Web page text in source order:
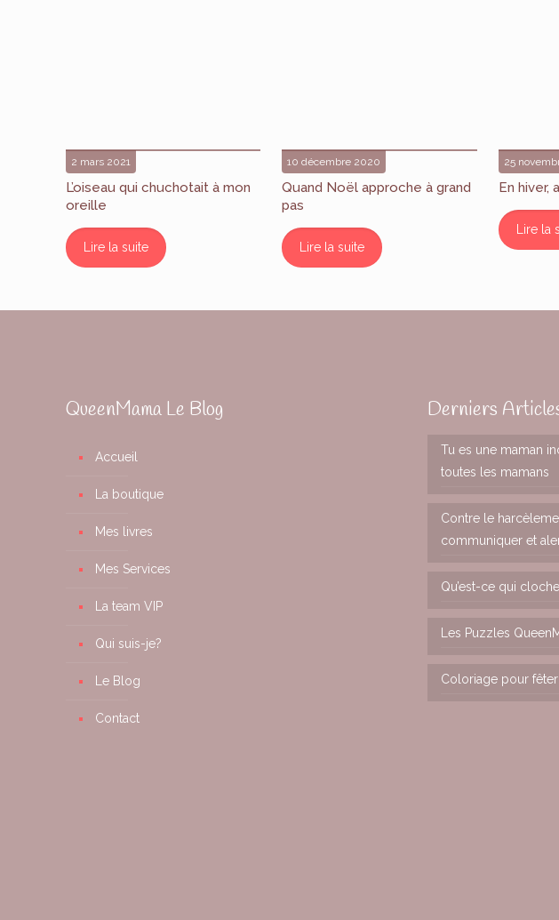
2 mars 2021
L’oiseau qui chuchotait à mon
oreille
Lire la suite
10 décembre 2020
Quand Noël approche à grand
pas
Lire la suite
25
En hiver,
Lire la
QueenMama Le Blog
Accueil
La boutique
Mes livres
Mes Services
La team VIP
Qui suis-je?
Le Blog
Contact
Derniers
Tu es une maman
toutes les mamans
Contre le
communiquer et
Qu’est-ce qui
Les Puzzles
Coloriage pour